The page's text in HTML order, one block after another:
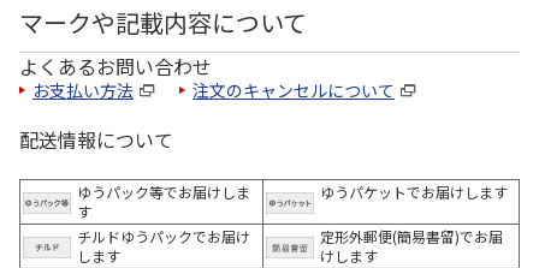
マークや記載内容について
よくあるお問い合わせ
お支払い方法 注文のキャンセルについて
配送情報について
ゆうパック等でお届けしま
す
ゆうパケットでお届けします
チルドゆうパックでお届け
します
定形外郵便(簡易書留)でお届
けします